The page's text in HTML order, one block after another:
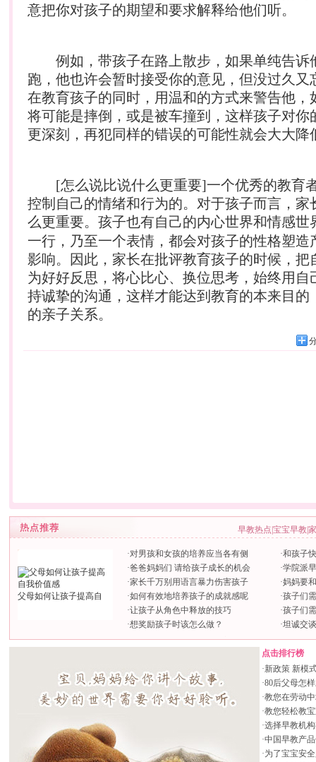
意把你对孩子的期望和要求解释给他们听。
例如，带孩子在路上散步，如果单纯告诉
跑，他也许会暂时接受你的意见，但没过久又
在教育孩子的同时，用温和的方式来警告他，
将可能是摔倒，或是被车撞到，这样孩子对你
更深刻，再犯同样的错误的可能性就会大大降
[怎么说比说什么更重要]一个优秀的教育
控制自己的情绪和行为的。对于孩子而言，家
么更重要。孩子也有自己的内心世界和情感世
一行，乃至一个表情，都会对孩子的性格塑造
影响。因此，家长在批评教育孩子的时候，把
为好好反思，将心比心、换位思考，始终用自
持诚挚的沟通，这样才能达到教育的本来目的
的亲子关系。
早教热点 宝宝早教
父母如何让孩子提高自
·对男孩和女孩的培养应当各有侧
·爸爸妈妈们 请给孩子成长的机会
·家长千万别用语言暴力伤害孩子
·如何有效地培养孩子的成就感呢
·让孩子从角色中释放的技巧
·想奖励孩子时该怎么做？
·和孩子
·学院派
·妈妈要
·孩子们
·孩子们
·坦诚交
点击排行榜
·新政策 新模
·80后父母怎
·教您在劳动
·教您轻松教
·选择早教机
·中国早教产
·为了宝宝安